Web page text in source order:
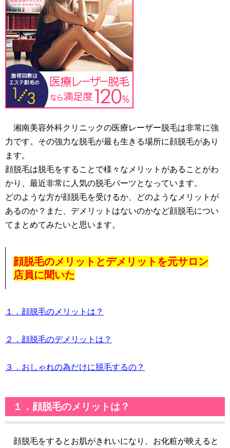
湘南美容外科クリニックの医療レーザー脱毛は非常に強
力です。その強力な脱毛が最も生きる場所に顔脱毛があり
ます。
顔脱毛は脱毛をすることで様々なメリットがあることがわ
かり、最近非常に人気の脱毛パーツとなっています。
どのような方が顔脱毛を受けるか、どのようなメリットが
あるのか？また、デメリットはないのかなど顔脱毛につい
てまとめてみたいと思います。
顔脱毛のメリットとデメリットを元サロン
店員に聞いた
１．顔脱毛のメリットは？
２．顔脱毛のデメリットは？
３．おしゃれの為だけに脱毛するの？
１．顔脱毛のメリットは？
顔脱毛をするとお肌がきれいになり、お化粧が映えると